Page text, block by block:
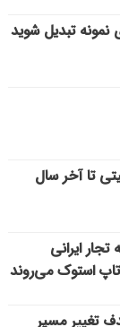
نمونه تبدیل شوید
تا آخر سال
ایرانی
استوک می‌روند
تغییر مسیر